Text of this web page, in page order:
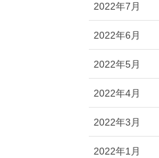
2022年7月
2022年6月
2022年5月
2022年4月
2022年3月
2022年1月